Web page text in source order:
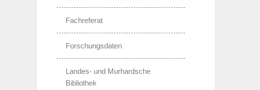
Fachreferat
Forschungsdaten
Landes- und Murhardsche
Bibliothek